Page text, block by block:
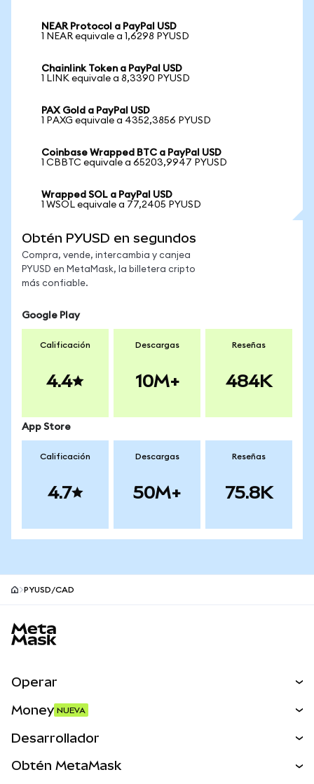
NEAR Protocol a PayPal USD
1 NEAR equivale a 1,6298 PYUSD
Chainlink Token a PayPal USD
1 LINK equivale a 8,3390 PYUSD
PAX Gold a PayPal USD
1 PAXG equivale a 4352,3856 PYUSD
Coinbase Wrapped BTC a PayPal USD
1 CBBTC equivale a 65203,9947 PYUSD
Wrapped SOL a PayPal USD
1 WSOL equivale a 77,2405 PYUSD
Obtén PYUSD en segundos
Compra, vende, intercambia y canjea
PYUSD en MetaMask, la billetera cripto
más confiable.
Google Play
Calificación
4.4
Descargas
10M+
Reseñas
484K
App Store
Calificación
4.7
Descargas
50M+
Reseñas
75.8K
PYUSD/CAD
Operar
Activos del mundo real
Money NUEVA
Desarrollador
Obtén MetaMask